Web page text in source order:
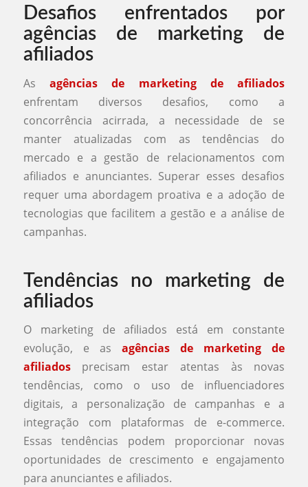
Desafios enfrentados por
agências de marketing de
afiliados
As agências de marketing de afiliados
enfrentam diversos desafios, como a
concorrência acirrada, a necessidade de se
manter atualizadas com as tendências do
mercado e a gestão de relacionamentos com
afiliados e anunciantes. Superar esses desafios
requer uma abordagem proativa e a adoção de
tecnologias que facilitem a gestão e a análise de
campanhas.
Tendências no marketing de
afiliados
O marketing de afiliados está em constante
evolução, e as agências de marketing de
afiliadosprecisam estar atentas às novas
tendências, como o uso de influenciadores
digitais, a personalização de campanhas e a
integração com plataformas de e-commerce.
Essas tendências podem proporcionar novas
oportunidades de crescimento e engajamento
para anunciantes e afiliados.